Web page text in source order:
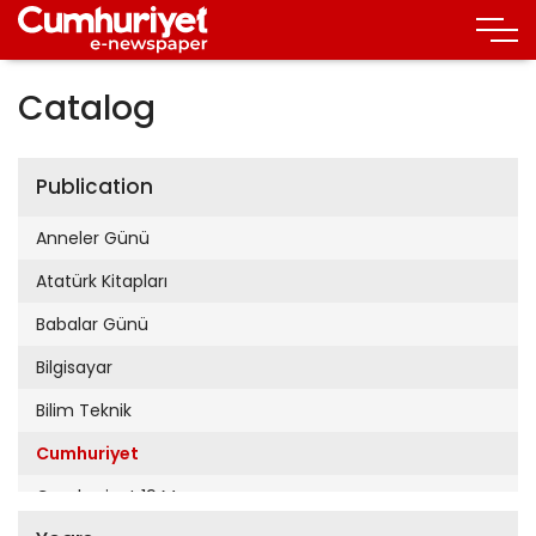
Catalog
Publication
Anneler Günü
Atatürk Kitapları
Babalar Günü
Bilgisayar
Bilim Teknik
Cumhuriyet
Cumhuriyet 19 Mayıs